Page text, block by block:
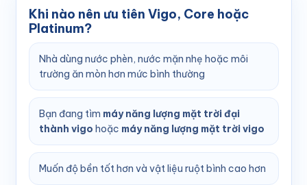
Khi nào nên ưu tiên Vigo, Core hoặc
Platinum?
Nhà dùng nước phèn, nước mặn nhẹ hoặc môi
trường ăn mòn hơn mức bình thường
Bạn đang tìm máy năng lượng mặt trời đại
thành vigo hoặc máy năng lượng mặt trời vigo
Muốn độ bền tốt hơn và vật liệu ruột bình cao hơn